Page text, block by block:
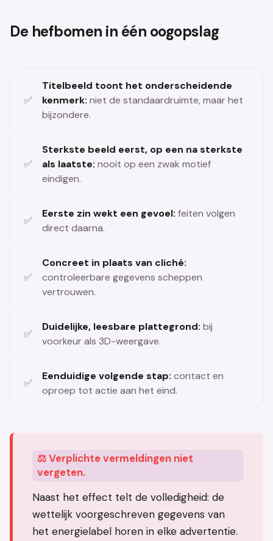
De hefbomen in één oogopslag
Titelbeeld toont het onderscheidende
kenmerk: niet de standaardruimte, maar het
bijzondere.
Sterkste beeld eerst, op een na sterkste
als laatste: nooit op een zwak motief
eindigen.
Eerste zin wekt een gevoel: feiten volgen
direct daarna.
Concreet in plaats van cliché:
controleerbare gegevens scheppen
vertrouwen.
Duidelijke, leesbare plattegrond: bij
voorkeur als 3D-weergave.
Eenduidige volgende stap: contact en
oproep tot actie aan het eind.
⚖️ Verplichte vermeldingen niet
vergeten.
Naast het effect telt de volledigheid: de
wettelijk voorgeschreven gegevens van
het energielabel horen in elke advertentie.